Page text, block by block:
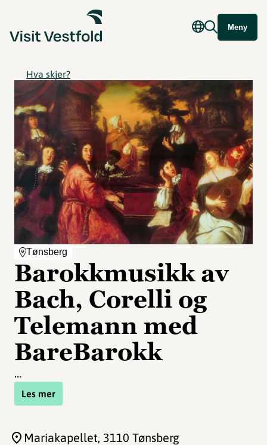
Meny
Hva skjer?
Tønsberg
Barokkmusikk av
Bach, Corelli og
Telemann med
BareBarokk
…
Les mer
Mariakapellet, 3110 Tønsberg